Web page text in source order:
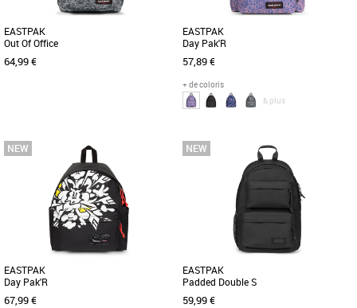
EASTPAK
Out Of Office
64,99 €
Nouvelle collection Eastpak
Le sac à dos Eastpak Out Of Office allie
style moderne et fonctionnalité
optimale pour accompagner [...]
EASTPAK
Day Pak'R
57,89 €
+ de coloris
& plus
Nouvelle collection Eastpak
Découvrez le sac à dos Eastpak Day
Pak'R, un modèle unisexe alliant style et
praticité pour vos journées [...]
EASTPAK
Day Pak'R
67,99 €
EASTPAK
Padded Double S
59,99 €